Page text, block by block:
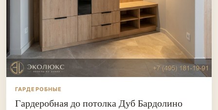
ГАРДЕРОБНЫЕ
Гардеробная до потолка Дуб Бардолино